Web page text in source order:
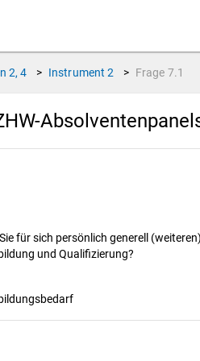
2, 4 > Instrument 2 > Frage 7.1
für sich persönlich generell
und Qualifizierung?